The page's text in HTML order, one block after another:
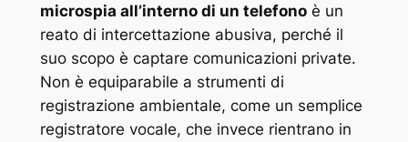
microspia all’interno di un telefonoè un
reato di intercettazione abusiva, perché il
suo scopo è captare comunicazioni private.
Non è equiparabile a strumenti di
registrazione ambientale, come un semplice
registratore vocale, che invece rientrano in